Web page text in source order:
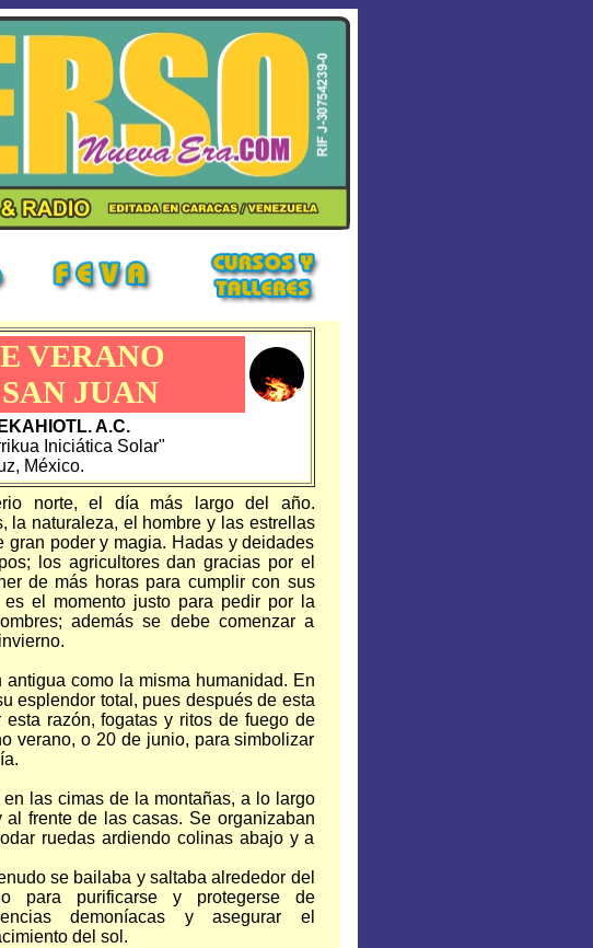
VERANO
JUAN
A.C.
Iniciática Solar"
México.
norte, el día más largo del año.
la naturaleza, el hombre y las estrellas
poder y magia. Hadas y deidades
los agricultores dan gracias por el
de más horas para cumplir con sus
el momento justo para pedir por la
además se debe comenzar a
como la misma humanidad. En
esplendor total, pues después de esta
razón, fogatas y ritos de fuego de
verano, o 20 de junio, para simbolizar
las cimas de la montañas, a lo largo
frente de las casas. Se organizaban
ruedas ardiendo colinas abajo y a
se bailaba y saltaba alrededor del
para purificarse y protegerse de
demoníacas y asegurar el
del sol.